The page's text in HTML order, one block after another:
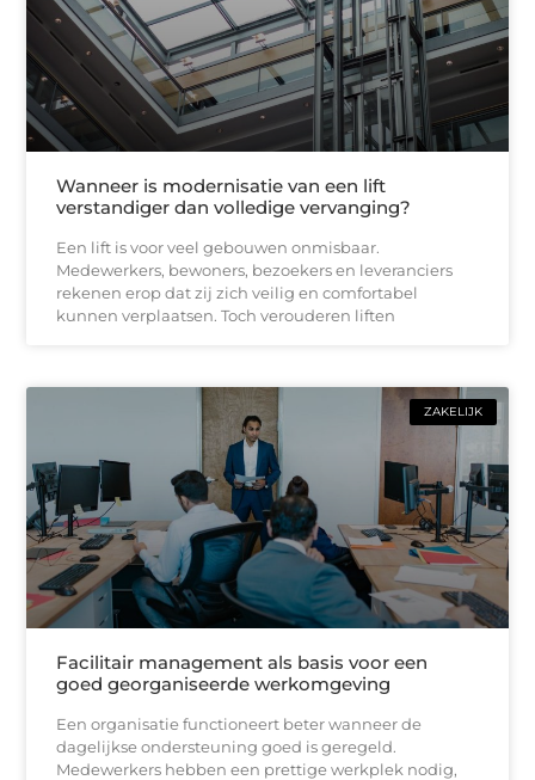
Wanneer is modernisatie van een lift
verstandiger dan volledige vervanging?
Een lift is voor veel gebouwen onmisbaar.
Medewerkers, bewoners, bezoekers en leveranciers
rekenen erop dat zij zich veilig en comfortabel
kunnen verplaatsen. Toch verouderen liften
ZAKELIJK
Facilitair management als basis voor een
goed georganiseerde werkomgeving
Een organisatie functioneert beter wanneer de
dagelijkse ondersteuning goed is geregeld.
Medewerkers hebben een prettige werkplek nodig,